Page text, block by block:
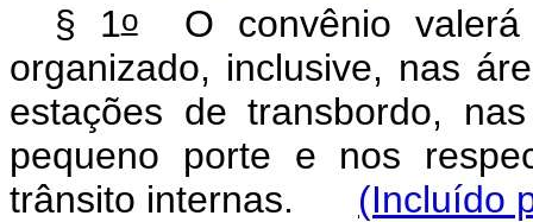
§ 1oO convênio valerá
organizado, inclusive, nas
estações de transbordo,
pequeno porte e nos
trânsito internas. (Incluído